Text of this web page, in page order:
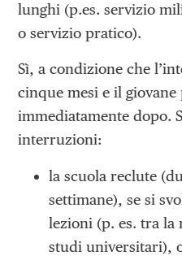
lunghi (p.es. servizio
o servizio pratico).
Sì, a condizione che
cinque mesi e il
immediatamente dopo.
interruzioni:
la scuola reclute
settimane), se si
lezioni (p. es. tra la
studi universitari),